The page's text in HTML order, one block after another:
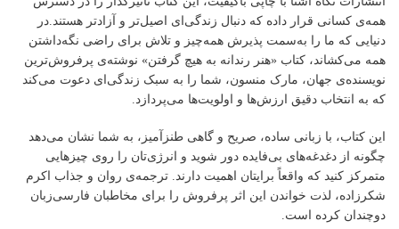
همه‌ی کسانی قرار داده که دنبال زندگی‌ای اصیل‌تر و آزادتر هستند.در
دنیایی که ما را به‌سمت پذیرش همه‌چیز و تلاش برای راضی نگه‌داشتن
همه می‌کشاند، کتاب «هنر رندانه به هیچ گرفتن» نوشته‌ی پرفروش‌ترین
نویسنده‌ی جهان، مارک منسون، شما را به سبک زندگی‌ای دعوت می‌کند
که به انتخاب دقیق ارزش‌ها و اولویت‌ها می‌پردازد.
این کتاب، با زبانی ساده، صریح و گاهی طنزآمیز، به شما نشان می‌دهد
چگونه از دغدغه‌های بی‌فایده دور شوید و انرژی‌تان را روی چیزهایی
متمرکز کنید که واقعاً برایتان اهمیت دارند. ترجمه‌ی روان و جذاب اکرم
شکرزاده، لذت خواندن این اثر پرفروش را برای مخاطبان فارسی‌زبان
دوچندان کرده است.